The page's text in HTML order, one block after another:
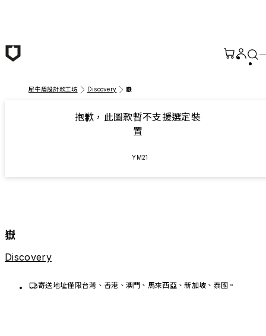
犀牛盾設計款工坊 Discovery 嶽
抱歉，此圖款暫不支援選定裝
置
YM21
嶽
Discovery
寄送地址僅限台灣、香港、澳門、馬來西亞、新加坡、泰國。